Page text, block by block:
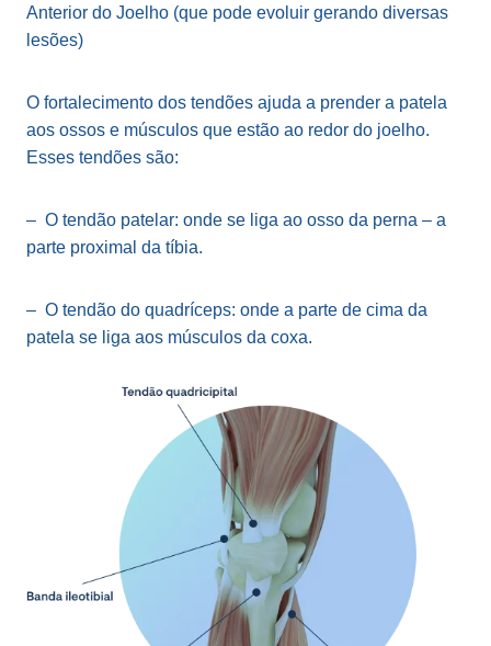
Anterior do Joelho (que pode evoluir gerando diversas
lesões)
O fortalecimento dos tendões ajuda a prender a patela
aos ossos e músculos que estão ao redor do joelho.
Esses tendões são:
– O tendão patelar: onde se liga ao osso da perna – a
parte proximal da tíbia.
– O tendão do quadríceps: onde a parte de cima da
patela se liga aos músculos da coxa.